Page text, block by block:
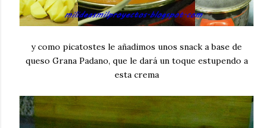
y como picatostes le añadimos unos snack a base de
queso Grana Padano, que le dará un toque estupendo a
esta crema